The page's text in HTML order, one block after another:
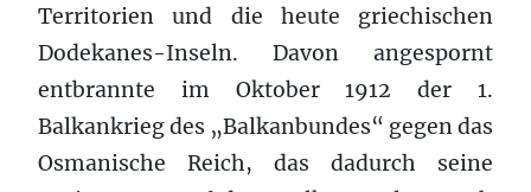
Territorien und die heute griechischen
Dodekanes-Inseln. Davon angespornt
entbrannte im Oktober 1912 der 1.
Balkankrieg des „Balkanbundes“ gegen das
Osmanische Reich, das dadurch seine